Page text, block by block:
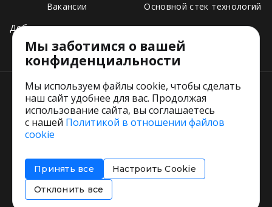
Вакансии
Добавить свое заведение
Тарифы
Основной стек технологий
Пользовательское соглашение
Согласие на обработку персональных данных
Соглашение об информировании
Политика использования cookies
Мы заботимся о вашей
конфиденциальности
Мы используем файлы cookie, чтобы сделать
наш сайт удобнее для вас. Продолжая
использование сайта, вы соглашаетесь
с нашей Политикой в отношении файлов
cookie
Принять все
Настроить Cookie
Отклонить все